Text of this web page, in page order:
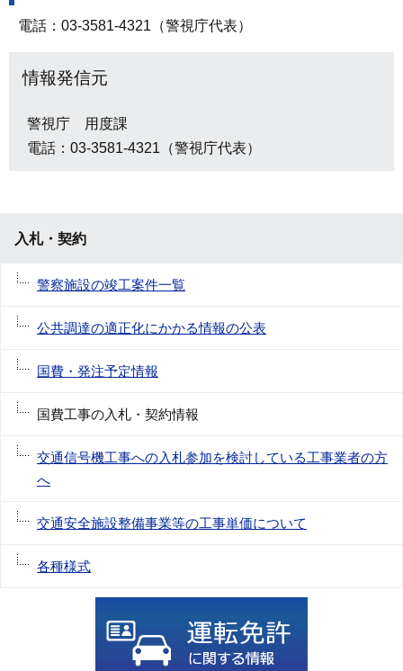
電話：03-3581-4321（警視庁代表）
情報発信元
警視庁 用度課
電話：03-3581-4321（警視庁代表）
入札・契約
警察施設の竣工案件一覧
公共調達の適正化にかかる情報の公表
国費・発注予定情報
国費工事の入札・契約情報
交通信号機工事への入札参加を検討している工事業者の方
へ
交通安全施設整備事業等の工事単価について
各種様式